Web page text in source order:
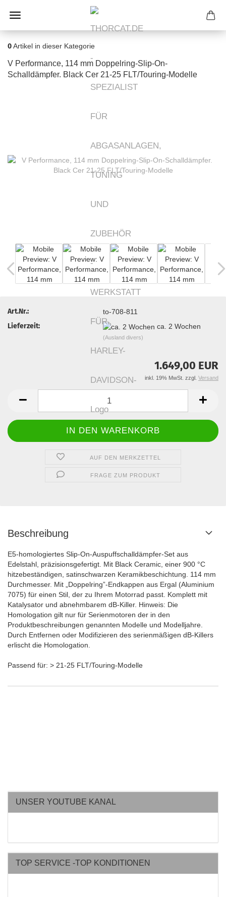
0Artikel in dieser Kategorie
V Performance, 114 mm Doppelring-Slip-On-
Schalldämpfer. Black Cer 21-25 FLT/Touring-Modelle
Art.Nr.: to-708-811
Lieferzeit: ca. 2 Wochen
(Ausland divers)
1.649,00 EUR
inkl. 19% MwSt. zzgl. Versand
AUF DEN MERKZETTEL
FRAGE ZUM PRODUKT
Beschreibung
E5-homologiertes Slip-On-Auspuffschalldämpfer-Set aus
Edelstahl, präzisionsgefertigt. Mit Black Ceramic, einer 900 °C
hitzebeständigen, satinschwarzen Keramikbeschichtung. 114 mm
Durchmesser. Mit „Doppelring”-Endkappen aus Ergal (Aluminium
7075) für einen Stil, der zu Ihrem Motorrad passt. Komplett mit
Katalysator und abnehmbarem dB-Killer. Hinweis: Die
Homologation gilt nur für Serienmotoren der in den
Produktbeschreibungen genannten Modelle und Modelljahre.
Durch Entfernen oder Modifizieren des serienmäßigen dB-Killers
erlischt die Homologation.
Passend für: > 21-25 FLT/Touring-Modelle
UNSER YOUTUBE KANAL
TOP SERVICE -TOP KONDITIONEN